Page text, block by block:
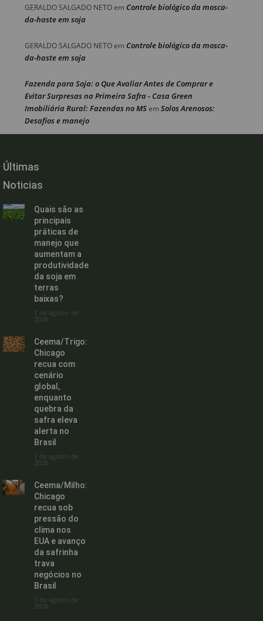
GERALDO SALGADO NETOem Controle biológico da mosca-
da-haste em soja
GERALDO SALGADO NETOem Controle biológico da mosca-
da-haste em soja
Fazenda para Soja: o Que Avaliar Antes de Comprar e
Evitar Surpresas na Primeira Safra - Casa Green
Imobiliária Rural: Fazendas no MSem Solos Arenosos:
Desafios e manejo
Últimas
Noticias
Quais são as
principais
práticas de
manejo que
aumentam a
produtividade
da soja em
terras
baixas?
7 de agosto de
2026
Ceema/Trigo:
Chicago
recua com
cenário
global,
enquanto
quebra da
safra eleva
alerta no
Brasil
7 de agosto de
2026
Ceema/Milho:
Chicago
recua sob
pressão do
clima nos
EUA e avanço
da safrinha
trava
negócios no
Brasil
7 de agosto de
2026